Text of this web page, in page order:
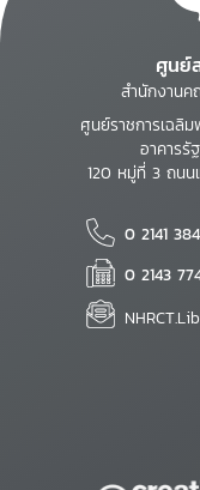
ศูนย์
สำนักงานค
ศูนย์ราชการเฉลิ
อาคารรั
120 หมู่ที่ 3 ถน
0 2141
0 2143